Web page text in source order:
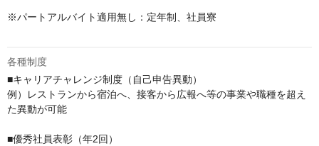
※パートアルバイト適用無し：定年制、社員寮
各種制度
■キャリアチャレンジ制度（自己申告異動）
例）レストランから宿泊へ、接客から広報へ等の事業や職種を超え
た異動が可能
■優秀社員表彰（年2回）